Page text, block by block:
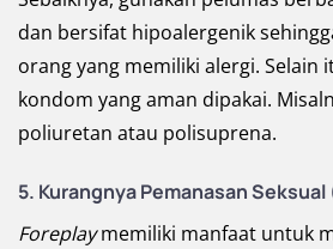
dan bersifat hipoalergenik
orang yang memiliki alergi. Selain
kondom yang aman dipakai.
poliuretan atau polisuprena.
5. Kurangnya Pemanasan Seksual
Foreplaymemiliki manfaat untuk